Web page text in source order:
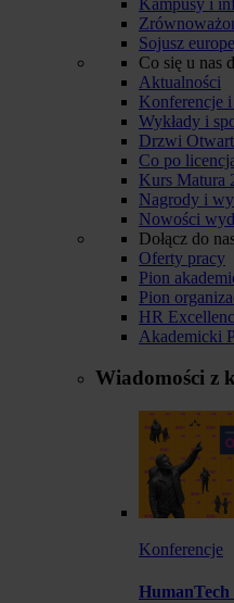
Sojusz
Co się u nas
Aktualności
Konferencje i
Wykłady i
Drzwi
Co po
Kurs Matura
Nagrody i
Nowości
Dołącz do
Oferty pracy
Pion
Pion
HR
Akademicki
Wiadomości z
Konferencje
HumanTech